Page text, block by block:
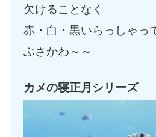
欠けることなく
赤・白・黒いらっしゃっ
ぶさかわ～～
カメの寝正月シリーズ